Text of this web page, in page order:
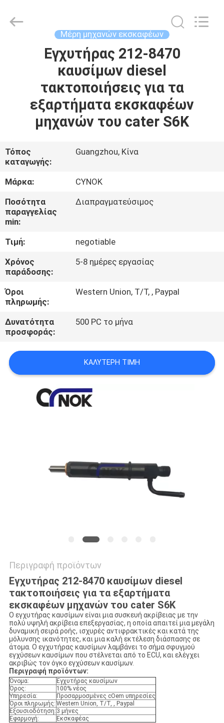
ΠΡΟΪΌΝΤΑ
ΠΕΡΊΠΟΥ
ΕΜΕΊΣ
ΓΎΡΟΣ
ΕΡΓΟΣΤΑΣΊΩΝ
ΠΟΙΟΤΙΚΌΣ
ΜΑΣ
ΕΛΆΤΕ
ΣΕ
ΕΠΑΦΉ
ΜΕ
ΕΙΔΉΣΕΙΣ
ΖΗΤΉΣΤΕ
Trade
Μέρη μηχανών εκσκαφέων
Εγχυτήρας 212-8470
καυσίμων diesel
τακτοποιήσεις για τα
εξαρτήματα εκσκαφέων
μηχανών του cater S6K
Τόπος
καταγωγής:
Guangzhou, Κίνα
Μάρκα:
CYNOK
Ποσότητα
παραγγελίας
min:
Διαπραγματεύσιμος
Τιμή:
negotiable
Χρόνος
παράδοσης:
5-8 ημέρες εργασίας
Όροι
πληρωμής:
Western Union, T/T, , Paypal
Δυνατότητα
προσφοράς:
500 PC το μήνα
ΚΑΛΎΤΕΡΗ ΤΙΜΉ
Περιγραφή προϊόντων
Εγχυτήρας 212-8470 καυσίμων diesel
τακτοποιήσεις για τα εξαρτήματα
εκσκαφέων μηχανών του cater S6K
Ο εγχυτήρας καυσίμων είναι μια συσκευή ακρίβειας με την
πολύ υψηλή ακρίβεια επεξεργασίας, η οποία απαιτεί μια μεγάλη
δυναμική σειρά ροής, ισχυρές αντιφρακτικές και κατά της
μόλυνσης ικανότητες, και μια καλή εκτέλεση διάσπασης σε
άτομα. Ο εγχυτήρας καυσίμων λαμβάνει το σήμα σφυγμού
εγχύσεων καυσίμων που στέλνεται από το ECU, και ελέγχει
ακριβώς τον όγκο εγχύσεων καυσίμων.
Περιγραφή προϊόντων:
Όνομα:
Εγχυτήρας καυσίμων
Όρος:
100% νέος
Υπηρεσία:
Προσαρμοσμένες cOem υπηρεσίες
Όροι πληρωμής: Western Union, T/T, , Paypal
Εξουσιοδότηση: 3 μήνες
Εφαρμογή:
Εκσκαφέας